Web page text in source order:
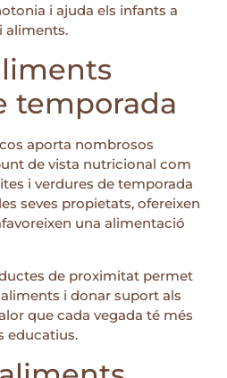
i ajuda els infants a
aliments.
temporada
aporta nombrosos
de vista nutricional com
i verdures de temporada
seves propietats, ofereixen
una alimentació
de proximitat permet
i donar suport als
que cada vegada té més
educatius.